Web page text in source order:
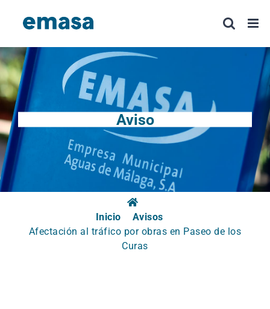
Aviso
Inicio
Avisos
Afectación al tráfico por obras en Paseo de los
Curas